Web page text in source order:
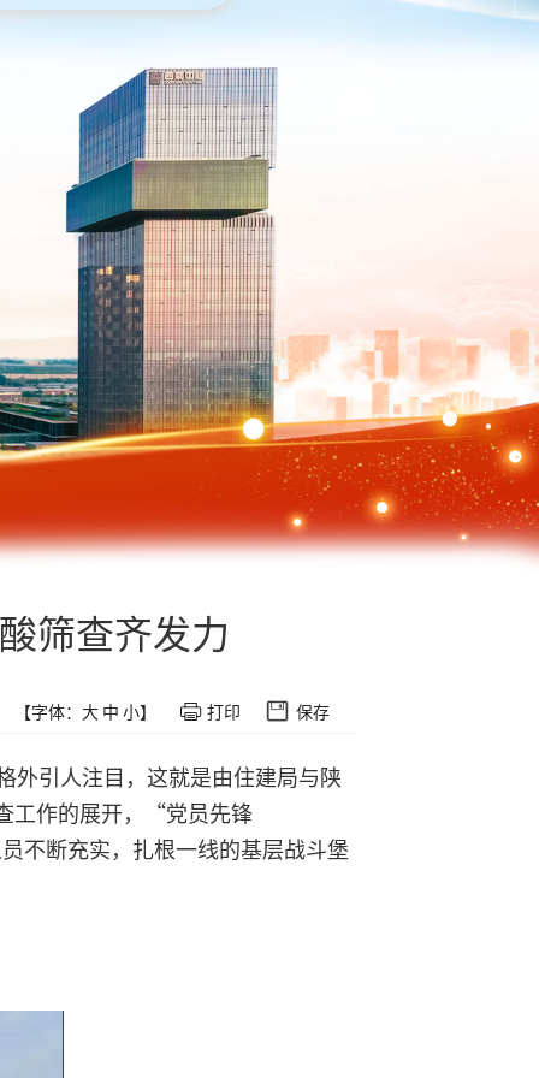
筛查齐发力
【字体： 大 中 小】 打印 保存
引人注目，这就是由住建局与陕
工作的展开，“党员先锋
断充实，扎根一线的基层战斗堡